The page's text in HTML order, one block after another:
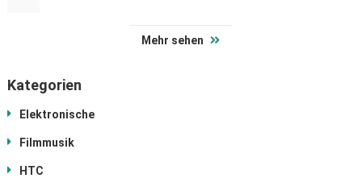
Mehr sehen
Kategorien
Elektronische
Filmmusik
HTC